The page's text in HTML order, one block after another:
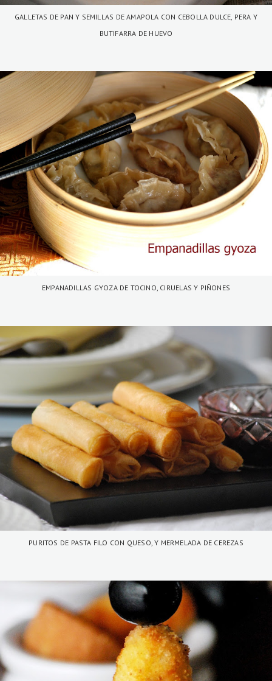
GALLETAS DE PAN Y SEMILLAS DE AMAPOLA CON CEBOLLA DULCE, PERA Y
BUTIFARRA DE HUEVO
EMPANADILLAS GYOZA DE TOCINO, CIRUELAS Y PIÑONES
PURITOS DE PASTA FILO CON QUESO, Y MERMELADA DE CEREZAS